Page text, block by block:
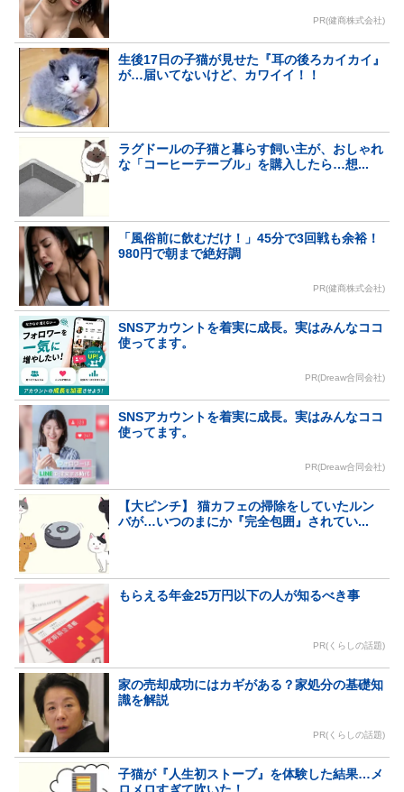
PR(健商株式会社)
生後17日の子猫が見せた『耳の後ろカイカイ』
が…届いてないけど、カワイイ！！
ラグドールの子猫と暮らす飼い主が、おしゃれ
な「コーヒーテーブル」を購入したら…想...
「風俗前に飲むだけ！」45分で3回戦も余裕！
980円で朝まで絶好調
PR(健商株式会社)
SNSアカウントを着実に成長。実はみんなココ
使ってます。
PR(Dreaw合同会社)
SNSアカウントを着実に成長。実はみんなココ
使ってます。
PR(Dreaw合同会社)
【大ピンチ】 猫カフェの掃除をしていたルン
バが…いつのまにか『完全包囲』されてい...
もらえる年金25万円以下の人が知るべき事
PR(くらしの話題)
家の売却成功にはカギがある？家処分の基礎知
識を解説
PR(くらしの話題)
子猫が『人生初ストーブ』を体験した結果…メ